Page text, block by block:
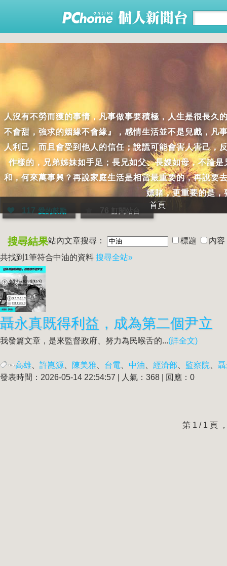
人沒有不勞而獲的事情，凡事做事要積極，人生是很長久
不會甜，強求的姻緣不會緣』，感情生活並不是兒戲，凡
人利己，而且會受到他人的信任；說謊可能會害人害己，
作樣的，兄弟姊妹如手足；長兄如父、長嫂如母，不論
和，何來萬事興？再說家庭生活是相當最重要的，再說要
嫖賭，更重要的是，
117 愛的鼓勵 76 訂閱站台
首頁
搜尋結果站內文章搜尋： 標題
內容
共找到1筆符合中油的資料 搜尋全站»
聶永真既得利益，成為第二個尹立
我發篇文章，是來監督政府、努力為民喉舌的...(詳全文)
高雄 許崑源 陳美雅 台電 中油 經濟部 監察院
發表時間：2026-05-14 22:54:57 | 人氣：368 | 回應：0
第 1 / 1